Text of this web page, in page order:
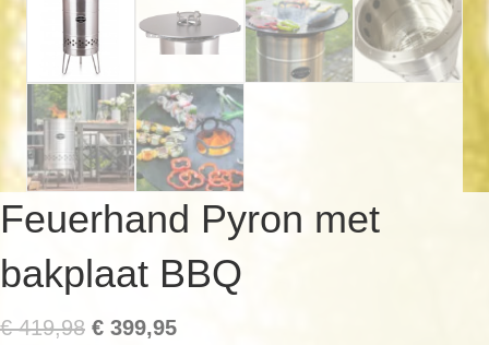
Feuerhand Pyron met
bakplaat BBQ
€419,98 Oorspronkelijke
€ 399,95Huidige